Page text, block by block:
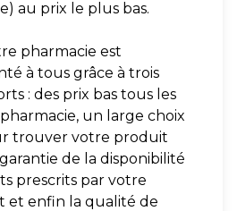
au prix le plus bas.
pharmacie est
à tous grâce à trois
: des prix bas tous les
un large choix
trouver votre produit
de la disponibilité
prescrits par votre
et enfin la qualité de